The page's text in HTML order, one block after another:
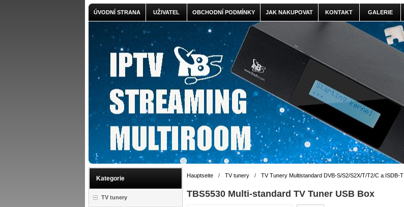
ÚVODNÍ STRANA UŽIVATEL OBCHODNÍ PODMÍNKY JAK NAKUPOVAT KONTAKT GALERIE
Kategorie
TV tunery
Hauptseite / TV tunery / TV Tunery Multistandard DVB-S/S2/S2X/T/T2/C a ISDB-T
TBS5530 Multi-standard TV Tuner USB Box